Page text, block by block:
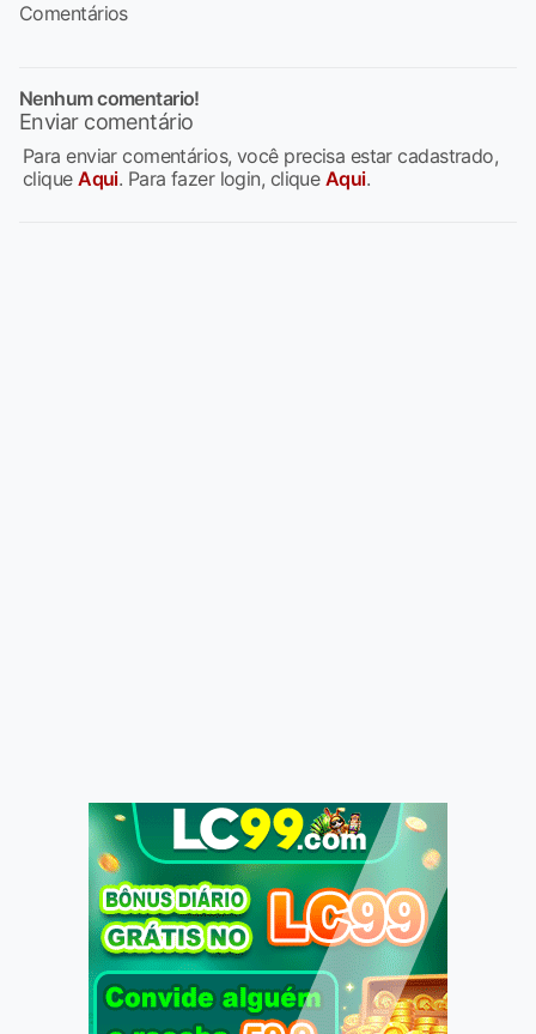
Comentários
Nenhum comentario!
Enviar comentário
Para enviar comentários, você precisa estar cadastrado,
cliqueAqui. Para fazer login, clique Aqui.